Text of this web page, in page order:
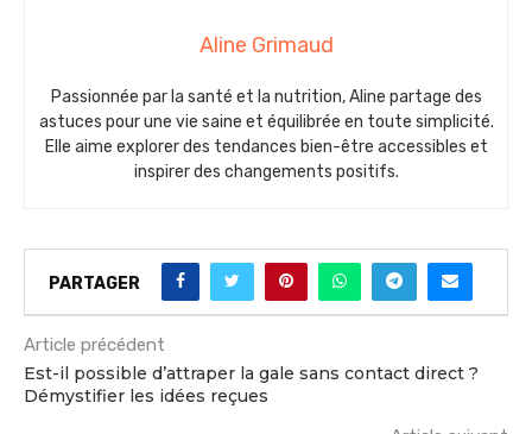
Aline Grimaud
Passionnée par la santé et la nutrition, Aline partage des
astuces pour une vie saine et équilibrée en toute simplicité.
Elle aime explorer des tendances bien-être accessibles et
inspirer des changements positifs.
PARTAGER
Article précédent
Est-il possible d’attraper la gale sans contact direct ?
Démystifier les idées reçues